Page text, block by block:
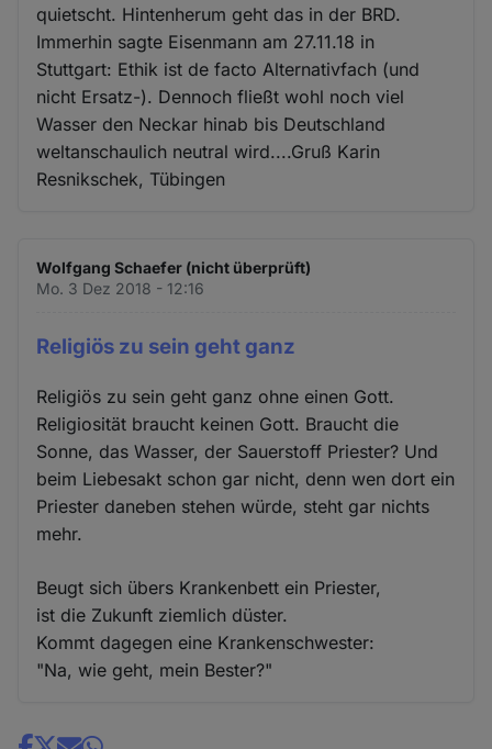
quietscht. Hintenherum geht das in der BRD.
Immerhin sagte Eisenmann am 27.11.18 in
Stuttgart: Ethik ist de facto Alternativfach (und
nicht Ersatz-). Dennoch fließt wohl noch viel
Wasser den Neckar hinab bis Deutschland
weltanschaulich neutral wird....Gruß Karin
Resnikschek, Tübingen
Wolfgang Schaefer (nicht überprüft)
Mo. 3 Dez 2018 - 12:16
Religiös zu sein geht ganz
Religiös zu sein geht ganz ohne einen Gott.
Religiosität braucht keinen Gott. Braucht die
Sonne, das Wasser, der Sauerstoff Priester? Und
beim Liebesakt schon gar nicht, denn wen dort ein
Priester daneben stehen würde, steht gar nichts
mehr.
Beugt sich übers Krankenbett ein Priester,
ist die Zukunft ziemlich düster.
Kommt dagegen eine Krankenschwester:
"Na, wie geht, mein Bester?"